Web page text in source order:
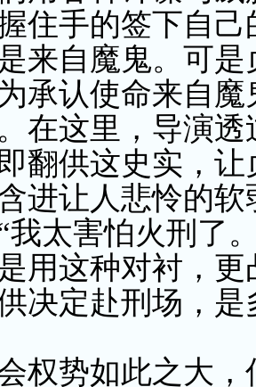
住手的签下自己
来自魔鬼。可是
承认使命来自魔
在这里，导演透
翻供这史实，让
进让人悲怜的软
我太害怕火刑了
这种对衬，更
决定赴刑场，是
势如此之大，